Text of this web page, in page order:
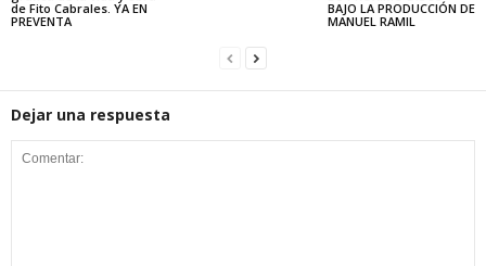
de Fito Cabrales. YA EN
PREVENTA
BAJO LA PRODUCCIÓN DE
MANUEL RAMIL
Dejar una respuesta